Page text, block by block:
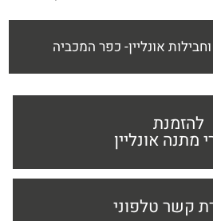
אונליין- כפר המכביה
להזמנת
מתנה אונליין
קשר טלפוני